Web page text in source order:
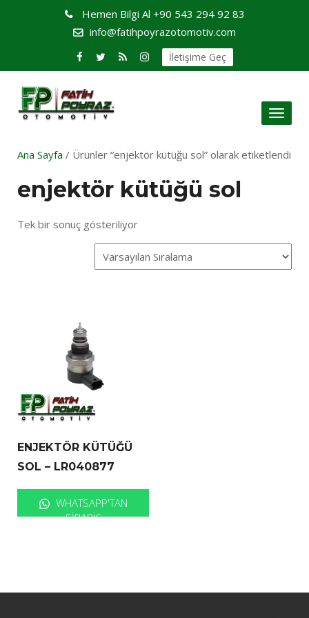
Hemen Bilgi Al +90 543 294 92 83
info@fatihpoyrazotomotiv.com
İletişime Geç
Toggle
Ana Sayfa / Ürünler “enjektör kütüğü sol” olarak etiketlendi
enjektör kütüğü sol
Tek bir sonuç gösteriliyor
ENJEKTÖR KÜTÜĞÜ
SOL – LR040877
WHATSAPP'TAN
SIPARIŞ